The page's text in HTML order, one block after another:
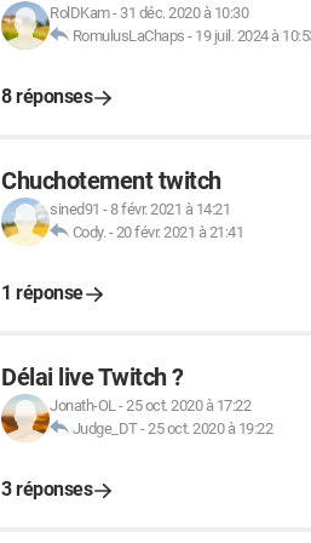
RolDKam- 31 déc. 2020 à 10:30
RomulusLaChaps - 19 juil. 2024 à
8 réponses
Chuchotement twitch
sined91 -8 févr. 2021 à 14:21
Cody.-20 févr. 2021 à 21:41
1 réponse
Délai live Twitch ?
Jonath-OL-25 oct. 2020 à 17:22
Judge_DT-25 oct. 2020 à 19:22
3 réponses